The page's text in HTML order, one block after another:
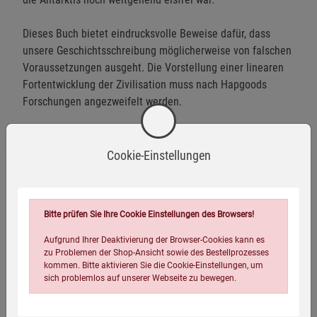
Dieses Buch bietet eindrucksvolle Beweise dafür, dass
unsere Geschichtsschreibung möglicherweise von falschen
Voraussetzungen ausgeht. Die Vorstellung einer linearen
Fortentwicklung der Zivilisation muss nach Hapgoods
Forschungen angezweifelt werden.
gebunden, 368 Seiten, zahlreiche Abbildungen
Verpackungsgewicht:
Cookie-Einstellungen
Bitte prüfen Sie Ihre Cookie Einstellungen des Browsers!
Aufgrund Ihrer Deaktivierung der Browser-Cookies kann es
zu Problemen der Shop-Ansicht sowie des Bestellprozesses
kommen. Bitte aktivieren Sie die Cookie-Einstellungen, um
sich problemlos auf unserer Webseite zu bewegen.